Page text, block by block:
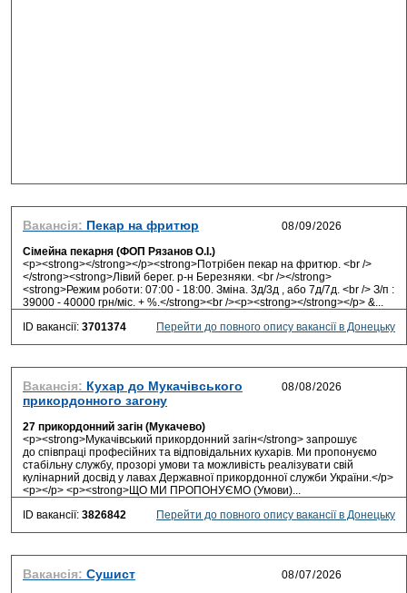
Вакансія: Пекар на фритюр
Сімейна пекарня (ФОП Рязанов О.І.)
<p><strong></strong></p><strong>Потрібен пекар на фритюр. <br />
</strong><strong>Лівий берег. р-н Березняки. <br /></strong>
<strong>Режим роботи: 07:00 - 18:00. Зміна. 3д/3д , або 7д/7д. <br /> З/п :
39000 - 40000 грн/міс. + %.</strong><br /><p><strong></strong></p> &...
ID вакансії: 3701374 Перейти до повного опису вакансії в Донецьку
Вакансія: Кухар до Мукачівського
прикордонного загону
27 прикордонний загін (Мукачево)
<p><strong>Мукачівський прикордонний загін</strong> запрошує
до співпраці професійних та відповідальних кухарів. Ми пропонуємо
стабільну службу, прозорі умови та можливість реалізувати свій
кулінарний досвід у лавах Державної прикордонної служби України.</p>
<p></p> <p><strong>ЩО МИ ПРОПОНУЄМО (Умови)...
ID вакансії: 3826842 Перейти до повного опису вакансії в Донецьку
Вакансія: Сушист